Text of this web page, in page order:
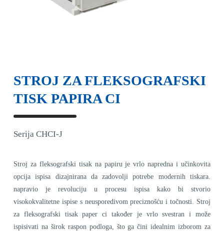
STROJ ZA FLEKSOGRAFSKI
TISK PAPIRA CI
Serija CHCI-J
Stroj za fleksografski tisak na papiru je vrlo napredna i učinkovita
opcija ispisa dizajnirana da zadovolji potrebe modernih tiskara.
napravio je revoluciju u procesu ispisa kako bi stvorio
visokokvalitetne ispise s neusporedivom preciznošću i točnosti. Stroj
za fleksografski tisak paper ci također je vrlo svestran i može
ispisivati ​​na širok raspon podloga, što ga čini idealnim izborom za